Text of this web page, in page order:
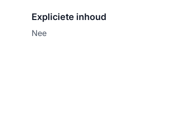
Expliciete inhoud
Nee